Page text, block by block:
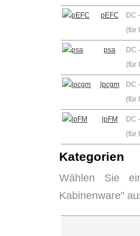
pEFC
DC
(für
psa
DC
(für
lpcgm
DC
(für
lpFM
DC
(für
Kategorien
Wählen Sie
Kabinenware"